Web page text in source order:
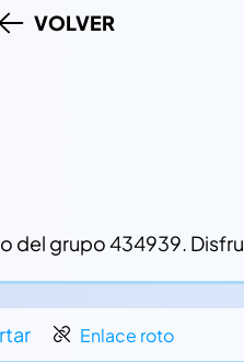
VOLVER
grupo 434939.
Enlace roto